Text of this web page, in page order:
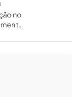
no